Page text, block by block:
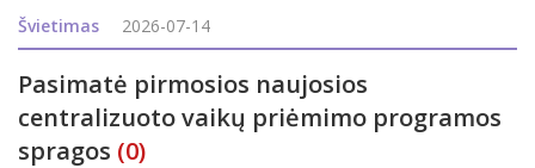
trys šimtukai. Rokiškio rajono savivaldybės administracijos
Švietimo ir
Švietimas 2026-07-14
Pasimatė pirmosios naujosios
centralizuoto vaikų priėmimo programos
spragos (0)